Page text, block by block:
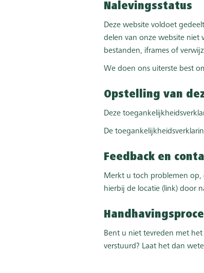
Nalevingsstatus
Deze website voldoet
delen van onze website niet
bestanden, iframes of
We doen ons uiterste best
Opstelling van
Deze
De
Feedback en
Merkt u toch problemen op,
hierbij de locatie (link) door
Bent u niet tevreden met
verstuurd? Laat het dan